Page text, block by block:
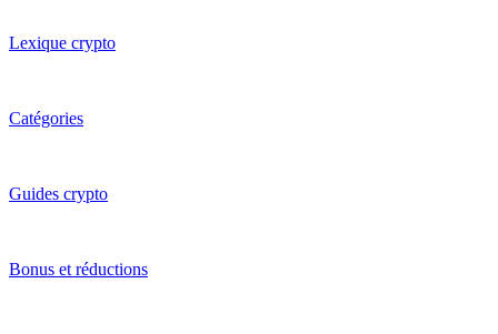
Lexique crypto
Catégories
Guides crypto
Bonus et réductions